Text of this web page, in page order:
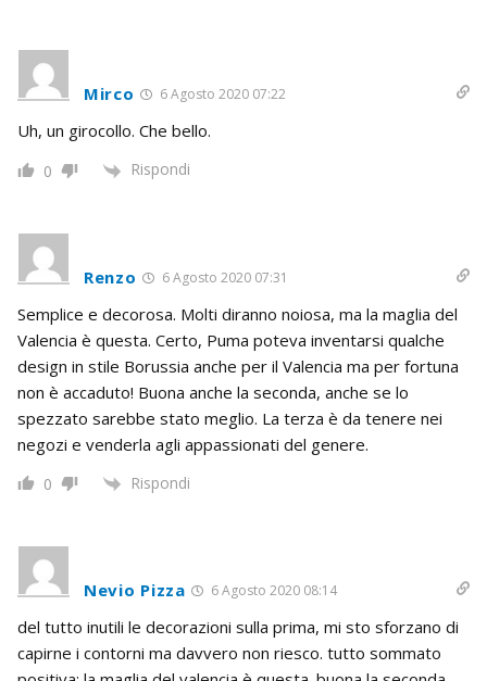
Mirco 6 Agosto 2020 07:22
Uh, un girocollo. Che bello.
0 Rispondi
Renzo 6 Agosto 2020 07:31
Semplice e decorosa. Molti diranno noiosa, ma la maglia del
Valencia è questa. Certo, Puma poteva inventarsi qualche
design in stile Borussia anche per il Valencia ma per fortuna
non è accaduto! Buona anche la seconda, anche se lo
spezzato sarebbe stato meglio. La terza è da tenere nei
negozi e venderla agli appassionati del genere.
0 Rispondi
Nevio Pizza 6 Agosto 2020 08:14
del tutto inutili le decorazioni sulla prima, mi sto sforzano di
capirne i contorni ma davvero non riesco. tutto sommato